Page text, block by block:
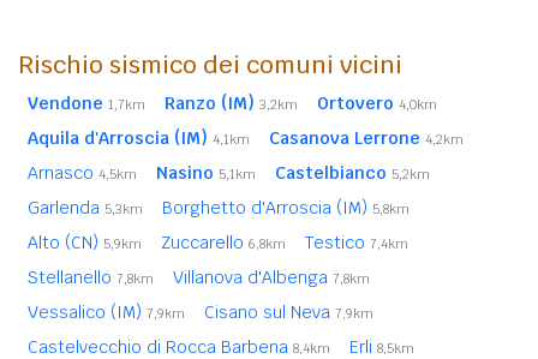
Rischio sismico dei comuni vicini
Vendone 1,7km Ranzo (IM) 3,2km Ortovero 4,0km
Aquila d'Arroscia (IM) 4,1km Casanova Lerrone 4,2km
Arnasco 4,5km Nasino 5,1km Castelbianco 5,2km
Garlenda 5,3km Borghetto d'Arroscia (IM) 5,8km
Alto (CN) 5,9km Zuccarello 6,8km Testico 7,4km
Stellanello 7,8km Villanova d'Albenga 7,8km
Vessalico (IM) 7,9km Cisano sul Neva 7,9km
Castelvecchio di Rocca Barbena 8,4km Erli 8,5km